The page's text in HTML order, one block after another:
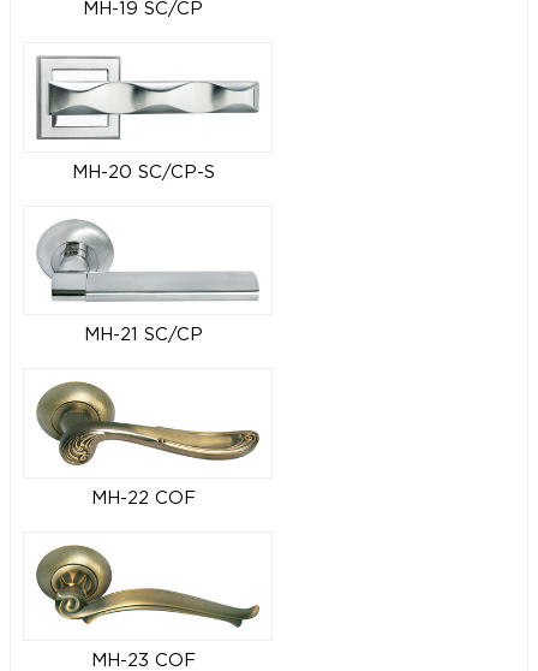
MH-19 SC/CP
MH-20 SC/CP-S
MH-21 SC/CP
MH-22 COF
MH-23 COF